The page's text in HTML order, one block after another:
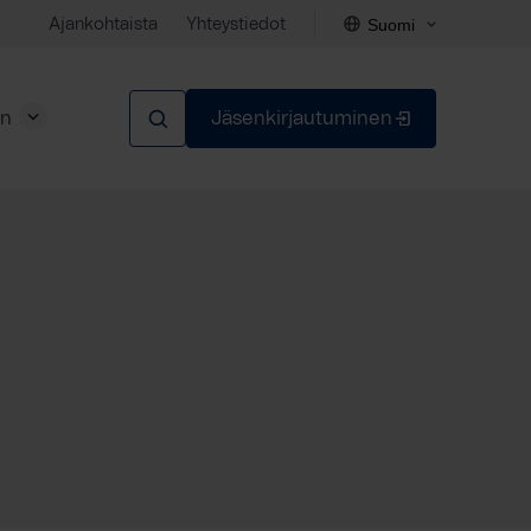
Ajankohtaista Yhteystiedot Suomi
Jäsenkirjautuminen